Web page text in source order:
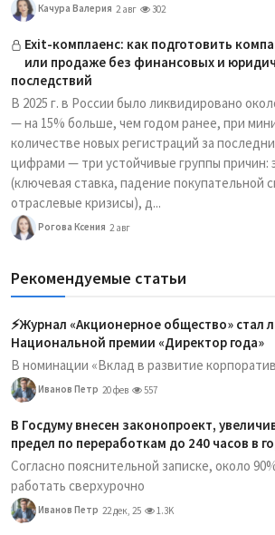
Качура Валерия 2 авг 302
Exit-комплаенс: как подготовить
или продаже без финансовых и
последствий
В 2025 г. в России было ликвидировано
— на 15% больше, чем годом ранее, при
количестве новых регистраций за
цифрами — три устойчивые группы причин:
(ключевая ставка, падение покупательной
отраслевые кризисы), д...
Рогова Ксения 2 авг
Рекомендуемые статьи
⚡️Журнал «Акционерное общество» стал
Национальной премии «Директор года»
В номинации «Вклад в развитие
Иванов Петр 20 фев 557
В Госдуму внесен законопроект,
предел по переработкам до 240 часов в
Согласно пояснительной записке, около
работать сверхурочно
Иванов Петр 22 дек, 25 1.3K